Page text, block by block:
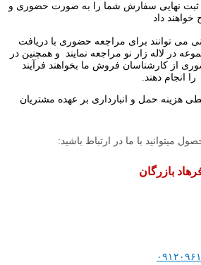
ثبت نهایی سفارش شما را به صورت حضوری و
داد
می توانند برای مراجعه حضوری با دریافت
در لاله زار نو مراجعه نمایند و همچنین در
از کارشناسان فروش ما بخواهند فرآیند
انجام دهند.
هزینه حمل و انبارداری بر عهده مشتریان
میتوانید با ما در ارتباط باشید:
بازرگان